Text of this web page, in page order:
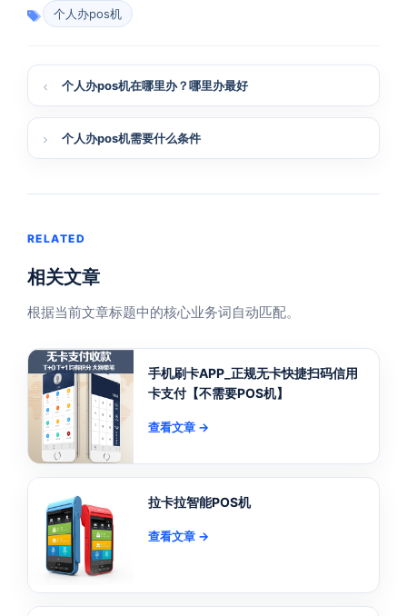
个人办pos机
个人办pos机在哪里办？哪里办最好
个人办pos机需要什么条件
RELATED
相关文章
根据当前文章标题中的核心业务词自动匹配。
手机刷卡APP_正规无卡快捷扫码信用
卡支付【不需要POS机】
查看文章 →
拉卡拉智能POS机
查看文章 →